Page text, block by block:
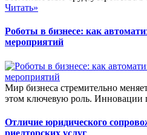
Читать»
Роботы в бизнесе: как
мероприятий
Мир бизнеса стремительно
этом ключевую роль. Инновации
Отличие юридического
риелторских услуг